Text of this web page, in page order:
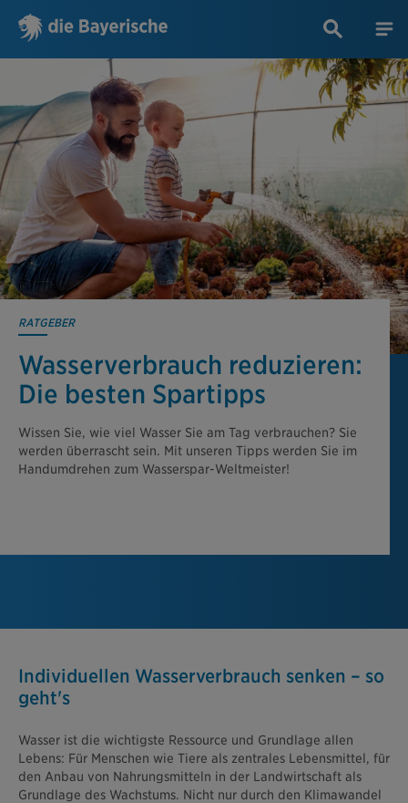
RATGEBER
Wasserverbrauch reduzieren:
Die besten Spartipps
Wissen Sie, wie viel Wasser Sie am Tag verbrauchen? Sie
werden überrascht sein. Mit unseren Tipps werden Sie im
Handumdrehen zum Wasserspar-Weltmeister!
Individuellen Wasserverbrauch senken – so
geht's
Wasser ist die wichtigste Ressource und Grundlage allen
Lebens: Für Menschen wie Tiere als zentrales Lebensmittel, für
den Anbau von Nahrungsmitteln in der Landwirtschaft als
Grundlage des Wachstums. Nicht nur durch den Klimawandel